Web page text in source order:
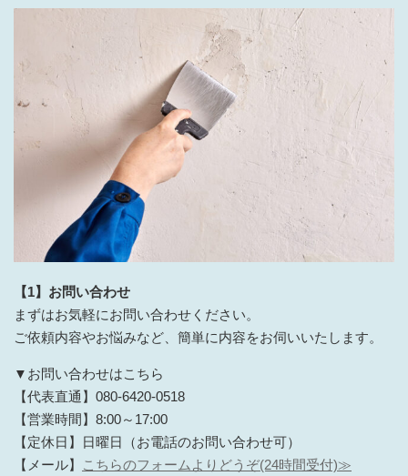
【1】お問い合わせ
まずはお気軽にお問い合わせください。
ご依頼内容やお悩みなど、簡単に内容をお伺いいたします。
▼お問い合わせはこちら
【代表直通】080-6420-0518
【営業時間】8:00～17:00
【定休日】日曜日（お電話のお問い合わせ可）
【メール】
こちらのフォームよりどうぞ(24時間受付)≫